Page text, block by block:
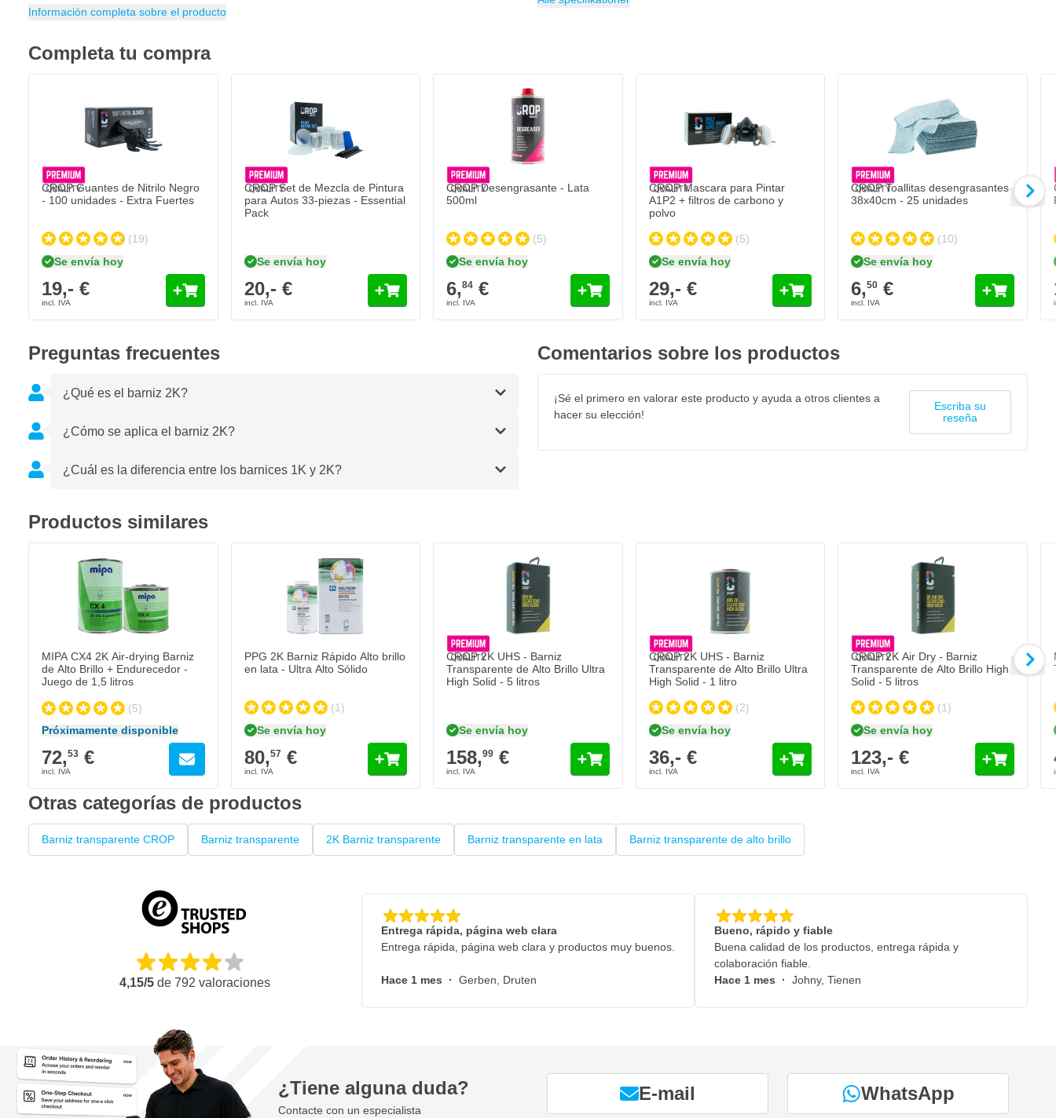
inmediatamente. El paquete de barniz Ultra Alto Sólido consta de los siguientes productos:
CROP 2K Ultra Alto Sólido Barniz claro 5 litros
CROP Endurecedor para Barniz Transparente ULtra Alto Sólido 2,5 litros
Especificaciones CROP 2K Ultra Alto Sólido paquete de Barniz claro
Juego completo de barniz claro 2K que incluye endurecedor y diluyente
Barniz transparente de brillo ultra alto
Barniz Ultra Alto Sólido con alto contenido en sólidos
Resistente a arañazos, productos químicos y ácidos
El barniz transparente no amarillea
Barniz transparente fácil de pulir
Aberturas de boquilla recomendadas: 1,3 mm o 1,4 mm
Presión de pulverización recomendada: de 2,5 a 3 bares
Tiempo de evaporación entre pulverizaciones: de 5 a 10 minutos
Información completa sobre el producto
Completa tu compra
Añadir al carrito
CROP Guantes de Nitrilo Negro
- 100 unidades - Extra Fuertes
(19)
Se envía hoy
19,- €
CROP Set de Mezcla de Pintura
para Autos 33-piezas - Essential
Pack
Se envía hoy
20,- €
CROP Desengrasante - Lata
500ml
(5)
Se envía hoy
6,84 €
CROP Mascara para Pintar
A1P2 + filtros de carbono y
polvo
(5)
Se envía hoy
29,- €
CROP Toallitas desengrasantes
38x40cm - 25 unidades
(10)
Se envía hoy
6,50 €
Preguntas frecuentes
¿Qué es el barniz 2K?
¿Cómo se aplica el barniz 2K?
¿Cuál es la diferencia entre los barnices 1K y 2K?
Comentarios sobre los productos
¡Sé el primero en valorar este producto y ayuda a otros clientes a
hacer su elección!
Escriba su
reseña
Productos similares
MIPA CX4 2K Air-drying Barniz
de Alto Brillo + Endurecedor -
Juego de 1,5 litros
(5)
Próximamente disponible
72,53 €
Se envía hoy
Contenido
Añadir al carrito
PPG 2K Barniz Rápido Alto brillo
en lata - Ultra Alto Sólido
(1)
Se envía hoy
80,57€
CROP 2K UHS - Barniz
Transparente de Alto Brillo Ultra
High Solid - 5 litros
Se envía hoy
158,99 €
CROP 2K UHS - Barniz
Transparente de Alto Brillo Ultra
High Solid - 1 litro
(2)
Se envía hoy
36,- €
CROP 2K Air Dry - Barniz
Transparente de Alto Brillo High
Solid - 5 litros
(1)
Se envía hoy
123,- €
Otras categorías de productos
Barniz transparente CROP Barniz transparente 2K Barniz transparente Barniz transparente en lata Barniz transparente de alto brillo
4,15/5 de 792 valoraciones
Entrega rápida, página web clara
Entrega rápida, página web clara y productos muy buenos.
Hace 1 mes · Gerben, Druten
Bueno, rápido y fiable
Buena calidad de los productos, entrega rápida y
colaboración fiable.
Hace 1 mes · Johny, Tienen
¿Tiene alguna duda?
Contacte con un especialista
E-mail WhatsApp